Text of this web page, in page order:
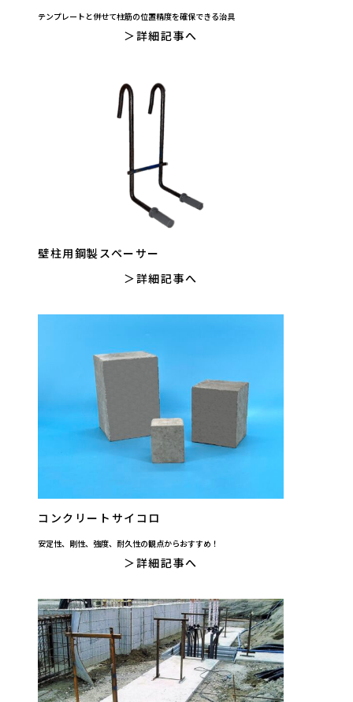
テンプレートと併せて柱筋の位置精度を確保できる治具
詳細記事へ
壁柱用鋼製スペーサー
詳細記事へ
コンクリートサイコロ
安定性、剛性、強度、耐久性の観点からおすすめ！
詳細記事へ